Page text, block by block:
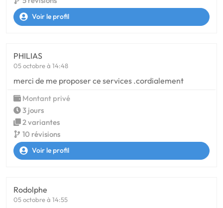
Voir le profil
PHILIAS
05 octobre à 14:48
merci de me proposer ce services .cordialement
Montant privé
3 jours
2 variantes
10 révisions
Voir le profil
Rodolphe
05 octobre à 14:55